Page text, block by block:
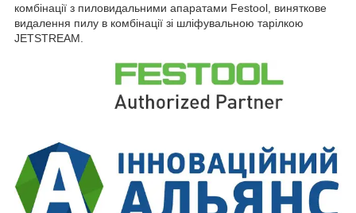
комбінації з пиловидальними апаратами Festool, виняткове
видалення пилу в комбінації зі шліфувальною тарілкою
JETSTREAM.